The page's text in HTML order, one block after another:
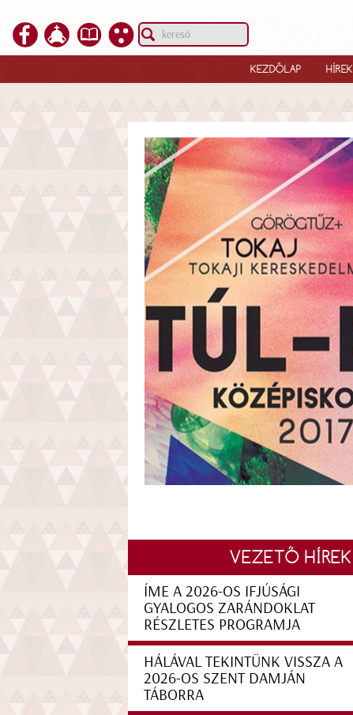
KEZDŐLAP HÍREK
VEZETŐ HÍREK
ÍME A 2026-OS IFJÚSÁGI
GYALOGOS ZARÁNDOKLAT
RÉSZLETES PROGRAMJA
HÁLÁVAL TEKINTÜNK VISSZA A
2026-OS SZENT DAMJÁN
TÁBORRA